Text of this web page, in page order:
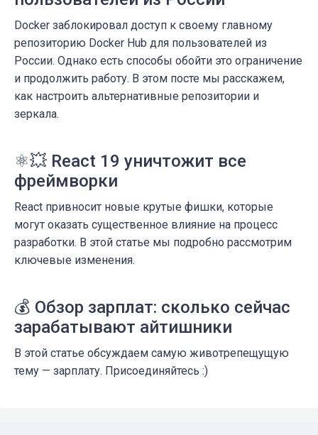
Docker заблокировал доступ к своему главному
репозиторию Docker Hub для пользователей из
России. Однако есть способы обойти это ограничение
и продолжить работу. В этом посте мы расскажем,
как настроить альтернативные репозитории и
зеркала.
⚛️💥 React 19 уничтожит все
фреймворки
React привносит новые крутые фишки, которые
могут оказать существенное влияние на процесс
разработки. В этой статье мы подробно рассмотрим
ключевые изменения.
💰 Обзор зарплат: сколько сейчас
зарабатывают айтишники
В этой статье обсуждаем самую животрепещущую
тему — зарплату. Присоединяйтесь :)